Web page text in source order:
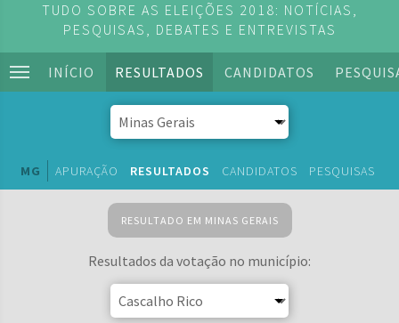
TUDO SOBRE AS ELEIÇÕES 2018: NOTÍCIAS,
PESQUISAS, DEBATES E ENTREVISTAS
INÍCIO RESULTADOS CANDIDATOS
MG APURAÇÃO RESULTADOS CANDIDATOS PESQUISAS
RESULTADO EM MINAS GERAIS
Resultados da votação no município: